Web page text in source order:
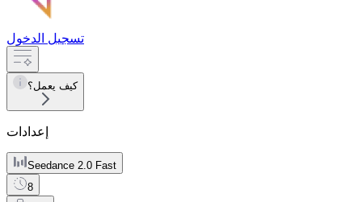
تسجيل الدخول
كيف يعمل؟
إعدادات
Seedance 2.0 Fast
8